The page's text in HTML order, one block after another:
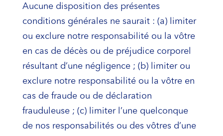
Aucune disposition des présentes
conditions générales ne saurait : (a) limiter
ou exclure notre responsabilité ou la vôtre
en cas de décès ou de préjudice corporel
résultant d’une négligence ; (b) limiter ou
exclure notre responsabilité ou la vôtre en
cas de fraude ou de déclaration
frauduleuse ; (c) limiter l’une quelconque
de nos responsabilités ou des vôtres d’une